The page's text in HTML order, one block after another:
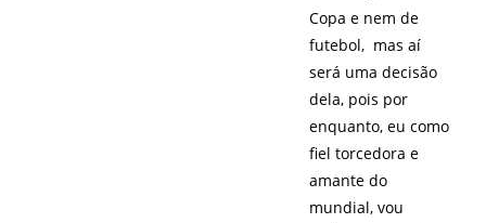
Copa e nem de
futebol, mas aí
será uma decisão
dela, pois por
enquanto, eu como
fiel torcedora e
amante do
mundial, vou